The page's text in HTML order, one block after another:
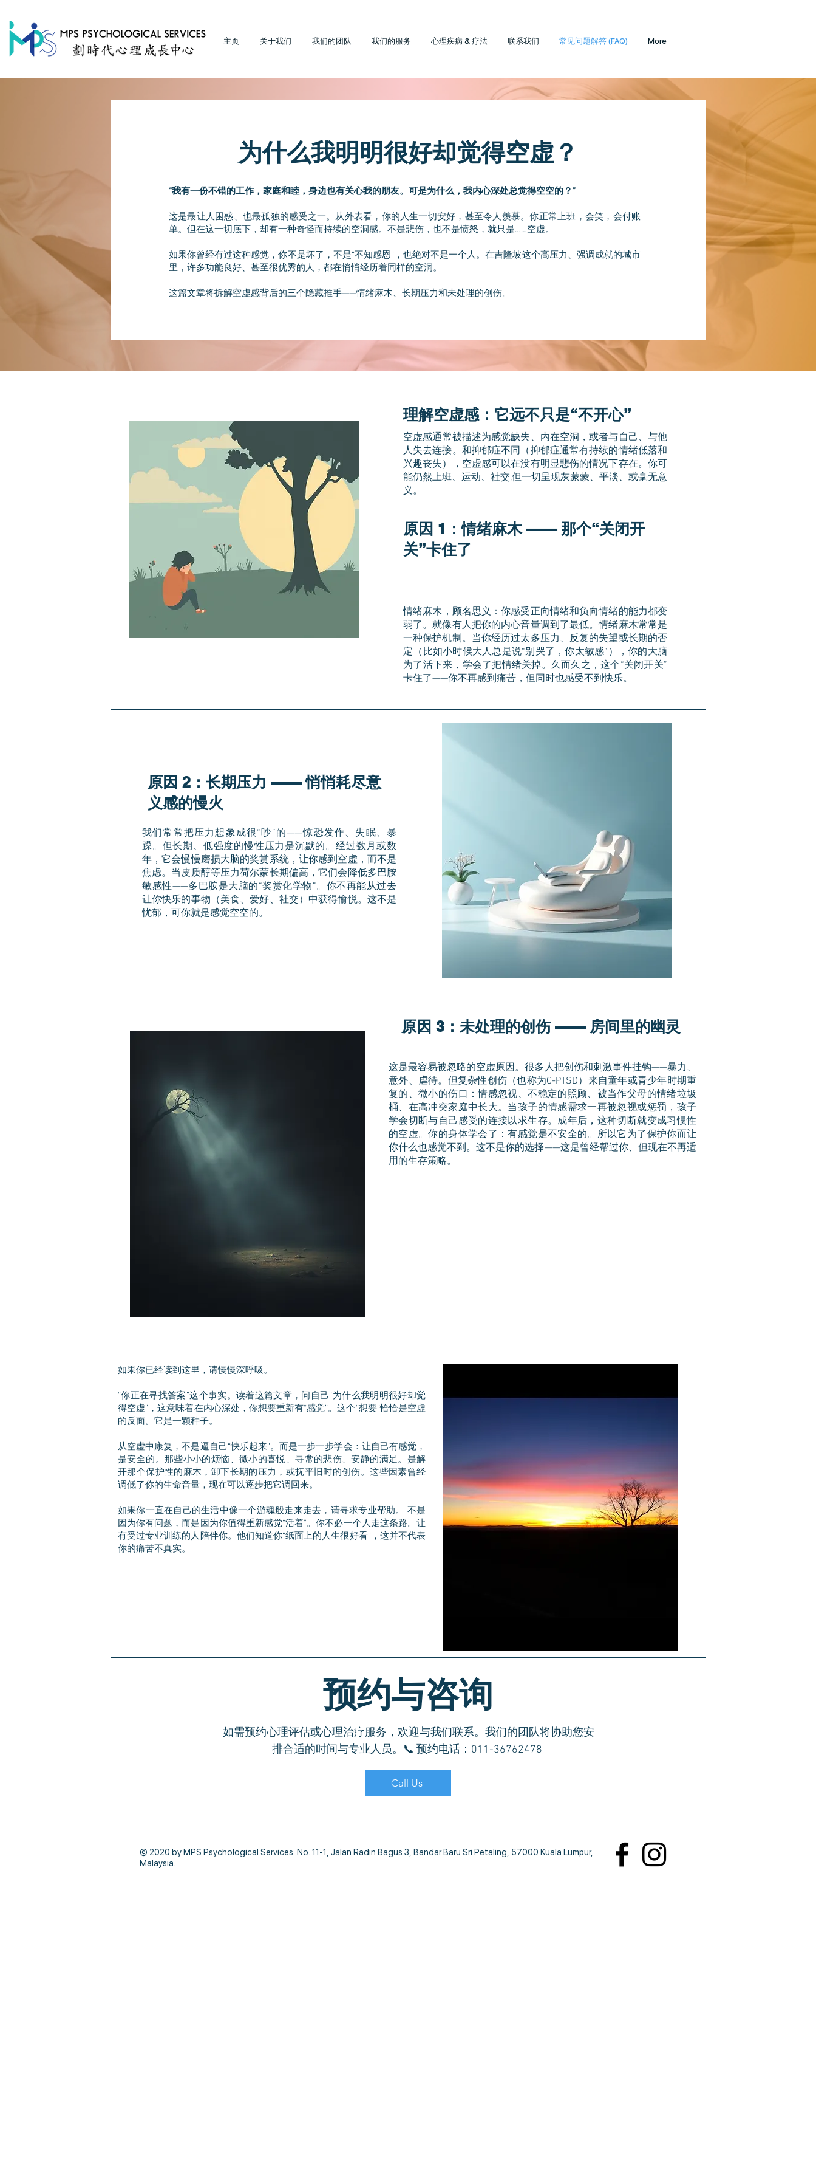
主页 关于我们 我们的团队 我们的服务 心理疾病 & 疗法 联系我们 常见问题解答 (FAQ) More
为什么我明明很好却觉得空虚？
“我有一份不错的工作，家庭和睦，身边也有关心我的朋友。可是为什么，我内心深处总觉得空空的？”
这是最让人困惑、也最孤独的感受之一。从外表看，你的人生一切安好，甚至令人羡慕。你正常上班，会笑，会付账
单。但在这一切底下，却有一种奇怪而持续的空洞感。不是悲伤，也不是愤怒，就只是……空虚。
如果你曾经有过这种感觉，你不是坏了，不是“不知感恩”，也绝对不是一个人。在吉隆坡这个高压力、强调成就的城市
里，许多功能良好、甚至很优秀的人，都在悄悄经历着同样的空洞。
这篇文章将拆解空虚感背后的三个隐藏推手——情绪麻木、长期压力和未处理的创伤。
理解空虚感：它远不只是“不开心”
​空虚感通常被描述为感觉缺失、内在空洞，或者与自己、与他
人失去连接。和抑郁症不同（抑郁症通常有持续的情绪低落和
兴趣丧失），空虚感可以在没有明显悲伤的情况下存在。你可
能仍然上班、运动、社交,但一切呈现灰蒙蒙、平淡、或毫无意
义。
原因 1：情绪麻木 —— 那个“关闭开
关”卡住了
​情绪麻木，顾名思义：你感受正向情绪和负向情绪的能力都变
弱了。就像有人把你的内心音量调到了最低。情绪麻木常常是
一种保护机制。当你经历过太多压力、反复的失望或长期的否
定（比如小时候大人总是说“别哭了，你太敏感”），你的大脑
为了活下来，学会了把情绪关掉。久而久之，这个“关闭开关”
卡住了——你不再感到痛苦，但同时也感受不到快乐。
​原因 2：长期压力 —— 悄悄耗尽意
义感的慢火
我们常常把压力想象成很“吵”的——惊恐发作、失眠、暴
躁。但长期、低强度的慢性压力是沉默的。经过数月或数
年，它会慢慢磨损大脑的奖赏系统，让你感到空虚，而不是
焦虑。当皮质醇等压力荷尔蒙长期偏高，它们会降低多巴胺
敏感性——多巴胺是大脑的“奖赏化学物”。你不再能从过去
让你快乐的事物（美食、爱好、社交）中获得愉悦。这不是
忧郁，可你就是感觉空空的。
原因 3：未处理的创伤 —— 房间里的幽灵
这是最容易被忽略的空虚原因。很多人把创伤和刺激事件挂钩——暴力、
意外、虐待。但复杂性创伤（也称为C-PTSD）来自童年或青少年时期重
复的、微小的伤口：情感忽视、不稳定的照顾、被当作父母的情绪垃圾
桶、在高冲突家庭中长大。当孩子的情感需求一再被忽视或惩罚，孩子
学会切断与自己感受的连接以求生存。成年后，这种切断就变成习惯性
的空虚。你的身体学会了：有感觉是不安全的。所以它为了保护你而让
你什么也感觉不到。这不是你的选择——这是曾经帮过你、但现在不再适
用的生存策略。
如果你已经读到这里，请慢慢深呼吸。
“你正在寻找答案”这个事实。读着这篇文章，问自己“为什么我明明很好却觉
得空虚”，这意味着在内心深处，你想要重新有“感觉”。这个“想要”恰恰是空虚
的反面。它是一颗种子。
从空虚中康复，不是逼自己“快乐起来”。而是一步一步学会：让自己有感觉，
是安全的。那些小小的烦恼、微小的喜悦、寻常的悲伤、安静的满足。是解
开那个保护性的麻木，卸下长期的压力，或抚平旧时的创伤。这些因素曾经
调低了你的生命音量，现在可以逐步把它调回来。
如果你一直在自己的生活中像一个游魂般走来走去，请寻求专业帮助。 不是
因为你有问题，而是因为你值得重新感觉“活着”。你不必一个人走这条路。让
有受过专业训练的人陪伴你。他们知道你“纸面上的人生很好看”，这并不代表
你的痛苦不真实。
预约与咨询
如需预约心理评估或心理治疗服务，欢迎与我们联系。我们的团队将协助您安
排合适的时间与专业人员。📞 预约电话：011-36762478
Call Us
© 2020 by MPS Psychological Services. No. 11-1, Jalan Radin Bagus 3, Bandar Baru Sri Petaling, 57000 Kuala Lumpur,
Malaysia.